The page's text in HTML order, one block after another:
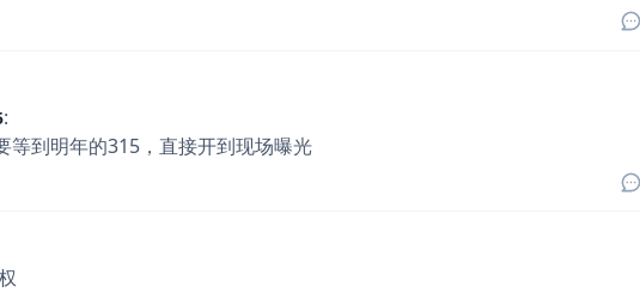
:
等到明年的315，直接开到现场曝光